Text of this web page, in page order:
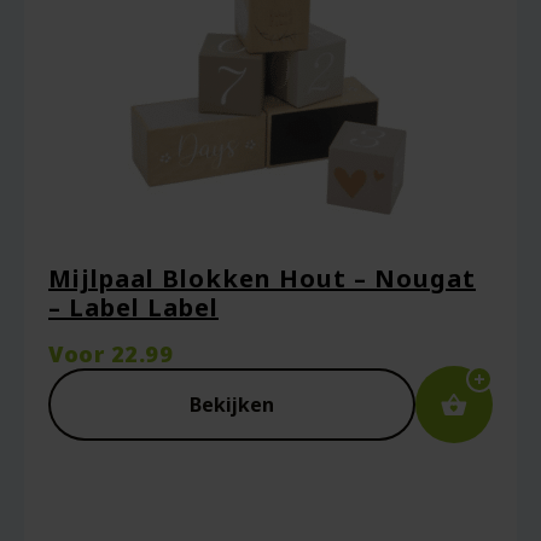
*
Naam*
Mijlpaal Blokken Hout – Nougat
– Label Label
Voor 22.99
Bekijken